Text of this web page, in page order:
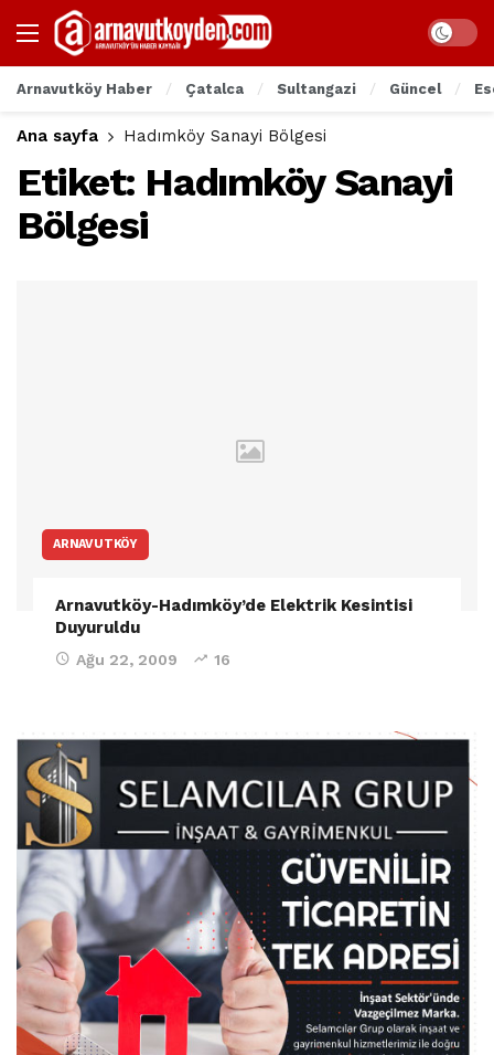
Arnavutköy Haber Çatalca Sultangazi Güncel
Ana sayfa Hadımköy Sanayi Bölgesi
Etiket: Hadımköy Sanayi
Bölgesi
ARNAVUTKÖY
Arnavutköy-Hadımköy’de Elektrik Kesintisi
Duyuruldu
Ağu 22, 2009 16